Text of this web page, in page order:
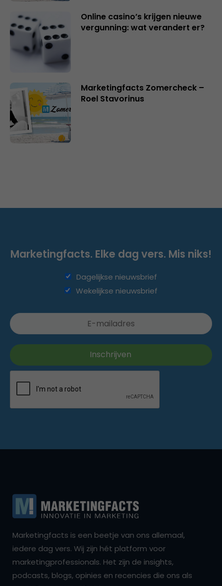
Online casino’s krijgen nieuwe
vergunning: wat verandert er?
Marketingfacts Zomercheck –
Roel Stavorinus
Marketingfacts. Elke dag vers. Mis niks!
Dagelijkse nieuwsbrief
Wekelijkse nieuwsbrief
Marketingfacts is een beetje van ons allemaal,
iedere dag vers. Wij zijn hét platform voor
marketingprofessionals. Het zijn de insights,
podcasts, blogs, opinies en recencies die ons als